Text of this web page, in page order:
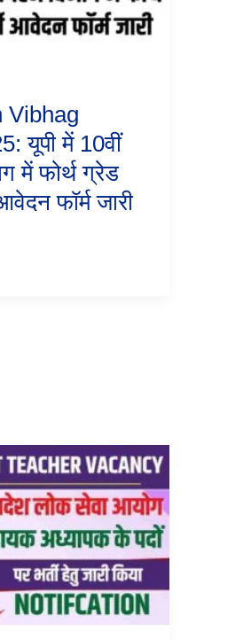
Vibhag
यूपी में 10वीं
में फोर्थ ग्रेड
फॉर्म जारी